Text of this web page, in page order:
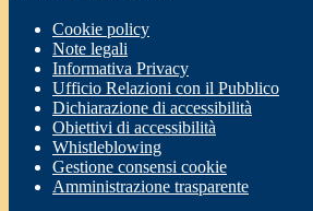
Cookie policy
Note legali
Informativa Privacy
Ufficio Relazioni con il Pubblico
Dichiarazione di accessibilità
Obiettivi di accessibilità
Whistleblowing
Gestione consensi cookie
Amministrazione trasparente